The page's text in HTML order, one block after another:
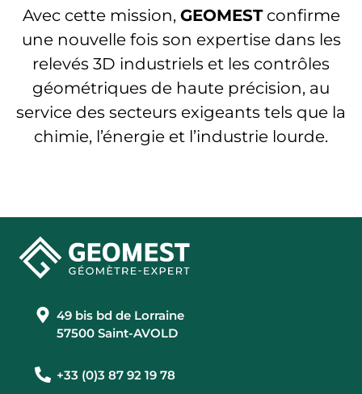
Avec cette mission, GEOMESTconfirme
une nouvelle fois son expertise dans les
relevés 3D industriels et les contrôles
géométriques de haute précision, au
service des secteurs exigeants tels que la
chimie, l’énergie et l’industrie lourde.
49 bis bd de Lorraine
57500 Saint-AVOLD
+33 (0)3 87 92 19 78